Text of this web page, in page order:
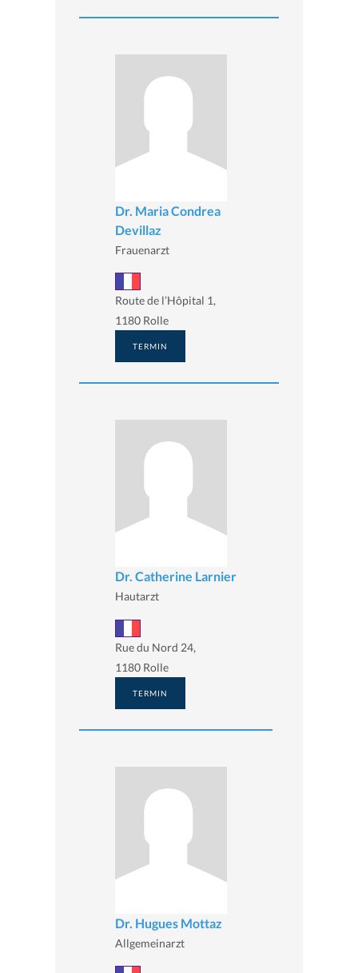
Dr. Maria Condrea
Devillaz
Frauenarzt
Route de l’Hôpital 1,
1180 Rolle
TERMIN
Dr. Catherine Larnier
Hautarzt
Rue du Nord 24,
1180 Rolle
TERMIN
Dr. Hugues Mottaz
Allgemeinarzt